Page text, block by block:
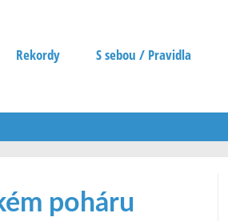
Rekordy S sebou / Pravidla
poháru